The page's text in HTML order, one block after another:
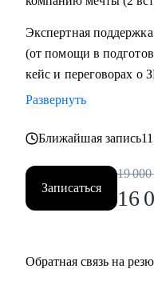
• Продажи и развитие
• Поддержка
• Customer Experience
• Операции
Экспертная
(от помощи в
кейс и переговорах о
Развернуть
Ближайшая запись
Записаться
19 000
16
Обратная связь на